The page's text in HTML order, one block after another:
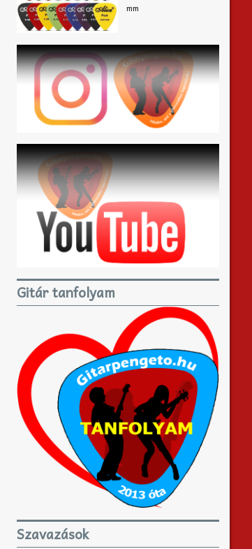
mm
Gitár tanfolyam
Szavazások